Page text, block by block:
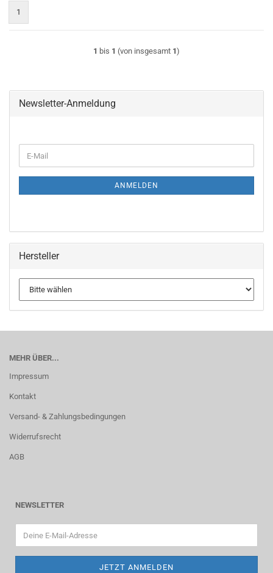
1
1 bis 1 (von insgesamt 1)
Newsletter-Anmeldung
ZUR
E-
Mail
ANMELDEN
Hersteller
MEHR ÜBER...
Impressum
Kontakt
Versand- & Zahlungsbedingungen
Widerrufsrecht
AGB
NEWSLETTER